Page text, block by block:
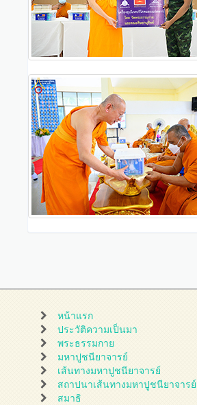
หน้าแรก
ประวัติความเป็นมา
พระธรรมกาย
มหาปูชนียาจารย์
เส้นทางมหาปูชนียาจารย์
สถาปนาเส้นทางมหาปูชนียาจารย์
สมาธิ